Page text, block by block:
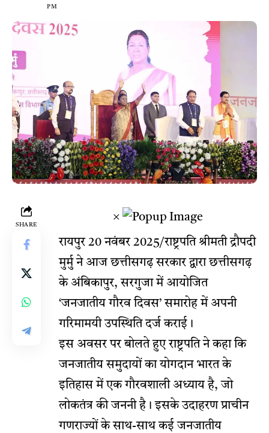
PM
SHARE
×
रायपुर 20 नवंबर 2025/राष्ट्रपति श्रीमती द्रौपदी
मुर्मु ने आज छत्तीसगढ़ सरकार द्वारा छत्तीसगढ़
के अंबिकापुर, सरगुजा में आयोजित
‘जनजातीय गौरव दिवस’ समारोह में अपनी
गरिमामयी उपस्थिति दर्ज कराई।
इस अवसर पर बोलते हुए राष्ट्रपति ने कहा कि
जनजातीय समुदायों का योगदान भारत के
इतिहास में एक गौरवशाली अध्याय है, जो
लोकतंत्र की जननी है। इसके उदाहरण प्राचीन
गणराज्यों के साथ-साथ कई जनजातीय